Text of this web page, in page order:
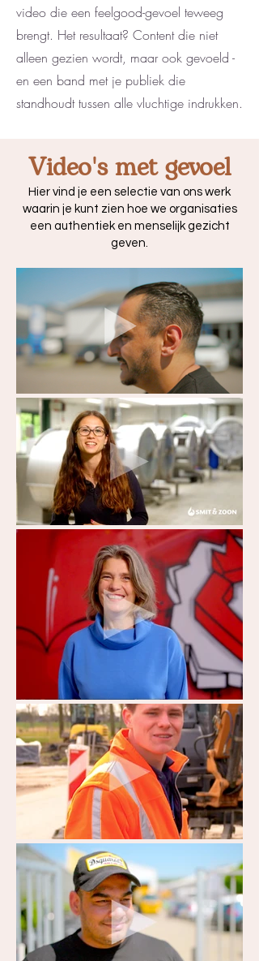
video die een feelgood-gevoel teweeg
brengt. Het resultaat? Content die niet
alleen gezien wordt, maar ook gevoeld -
en een band met je publiek die
standhoudt tussen alle vluchtige indrukken.
Video's met gevoel
Hier vind je een selectie van ons werk
waarin je kunt zien hoe we organisaties
een authentiek en menselijk gezicht
geven.